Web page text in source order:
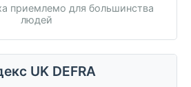
приемлемо для большинства
людей
UK DEFRA